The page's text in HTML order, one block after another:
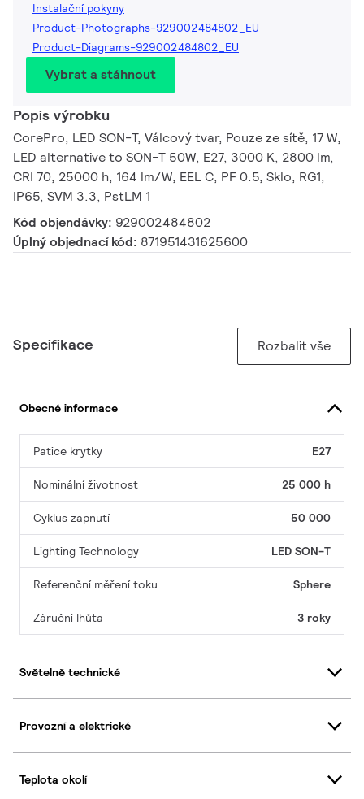
Instalační pokyny
Product-Photographs-929002484802_EU
Product-Diagrams-929002484802_EU
Vybrat a stáhnout
Popis výrobku
CorePro, LED SON-T, Válcový tvar, Pouze ze sítě, 17 W,
LED alternative to SON-T 50W, E27, 3000 K, 2800 lm,
CRI 70, 25000 h, 164 lm/W, EEL C, PF 0.5, Sklo, RG1,
IP65, SVM 3.3, PstLM 1
Kód objendávky: 929002484802
Úplný objednací kód: 871951431625600
Specifikace Rozbalit vše
Obecné informace
Patice krytky E27
Nominální životnost 25 000 h
Cyklus zapnutí 50 000
Lighting Technology LED SON-T
Referenční měření toku Sphere
Záruční lhůta 3 roky
Světelně technické
Provozní a elektrické
Teplota okolí